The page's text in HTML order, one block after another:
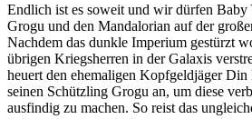
Endlich ist es soweit und wir dürfen Baby
Grogu und den Mandalorian auf der
Nachdem das dunkle Imperium gestürzt
übrigen Kriegsherren in der Galaxis
heuert den ehemaligen Kopfgeldjäger
seinen Schützling Grogu an, um diese
ausfindig zu machen. So reist das